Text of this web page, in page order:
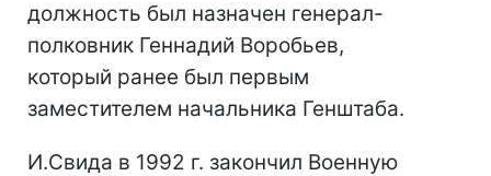
должность был назначен генерал-
полковник Геннадий Воробьев,
который ранее был первым
заместителем начальника Генштаба.
И.Свида в 1992 г. закончил Военную